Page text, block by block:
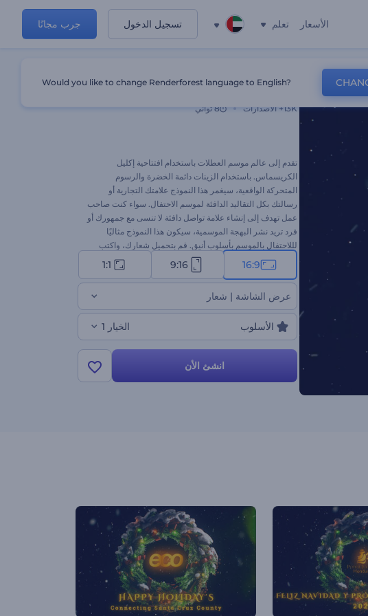
الأسعار تعلم تسجيل الدخول جرب مجانًا
13K+ الاصدارات 8 ثواني
تقدم إلى عالم موسم العطلات باستخدام افتتاحية إكليل
الكريسماس. باستخدام الزينات دائمة الخضرة والرسوم
المتحركة الواقعية، سيغمر هذا النموذج علامتك التجارية أو
رسالتك بكل التقاليد الدافئة لموسم الاحتفال. سواء كنت صاحب
عمل تهدف إلى إنشاء علامة تواصل دافئة لا تنسى مع جمهورك أو
فرد تريد نشر البهجة الموسمية، سيكون هذا النموذج مثاليًا
لللاحتفال بالموسم بأسلوب أنيق. قم بتحميل شعارك، واكتب
رسالتك، وأضف المقطع الموسيقي المناسب للاحتفال، واحصل
على فيديو للعطلات بدقة عالية في دقائق. جرب الآن!
16:9
9:16
1:1
عرض الشاشة | شعار
الأسلوب الخيار 1
انشئ الأن
Would you like to change Renderforest language to English?